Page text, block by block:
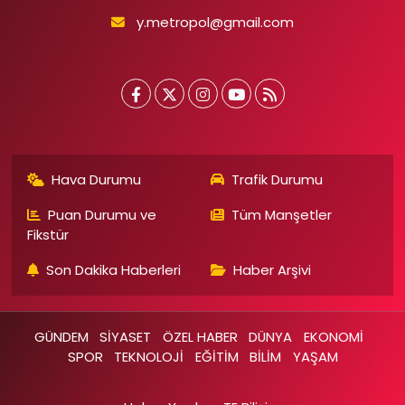
y.metropol@gmail.com
Hava Durumu
Trafik Durumu
Puan Durumu ve
Fikstür
Tüm Manşetler
Son Dakika Haberleri Haber Arşivi
GÜNDEM SİYASET ÖZEL HABER DÜNYA
EKONOMİ
SPOR
TEKNOLOJİ EĞİTİM BİLİM YAŞAM